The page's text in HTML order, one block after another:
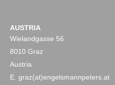
AUSTRIA
Wielandgasse 56
8010 Graz
Austria
E. graz(at)engelsmannpeters.at